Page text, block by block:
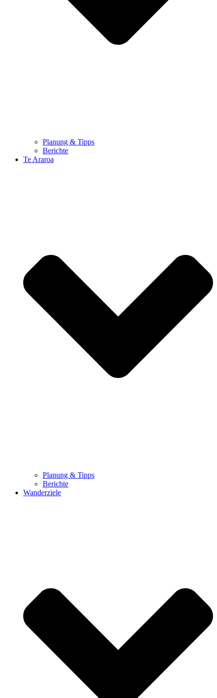
Planung & Tipps
Berichte
Te Araroa
Planung & Tipps
Berichte
Wanderziele